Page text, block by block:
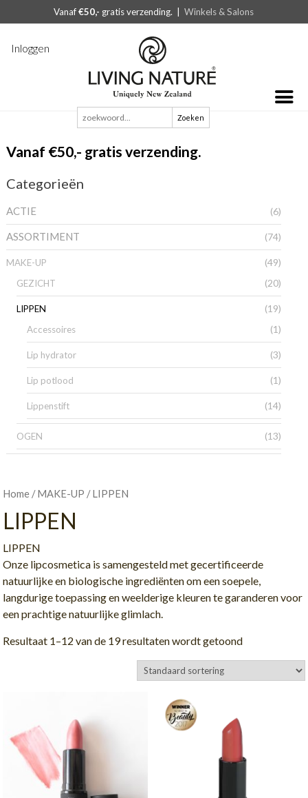
Vanaf€50,- gratis verzending. |Winkels & Salons
Inloggen
Zoeken
naar:
Vanaf €50,- gratis verzending.
Categorieën
ACTIE (6)
ASSORTIMENT (74)
MAKE-UP (49)
GEZICHT (20)
LIPPEN (19)
Accessoires (1)
Lip hydrator (3)
Lip potlood (1)
Lippenstift (14)
OGEN (13)
Home /MAKE-UP / LIPPEN
LIPPEN
LIPPEN
Onze lipcosmetica is samengesteld met gecertificeerde
natuurlijke en biologische ingrediënten om een soepele,
langdurige toepassing en weelderige kleuren te garanderen voor
een prachtige natuurlijke glimlach.
Resultaat 1–12 van de 19 resultaten wordt getoond